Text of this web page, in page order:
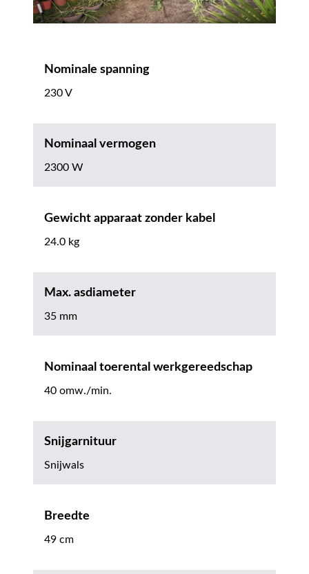
Nominale spanning
230 V
Nominaal vermogen
2300 W
Gewicht apparaat zonder kabel
24.0 kg
Max. asdiameter
35 mm
Nominaal toerental werkgereedschap
40 omw./min.
Snijgarnituur
Snijwals
Breedte
49 cm